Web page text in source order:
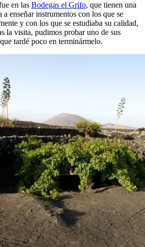
en las Bodegas el Grifo, que tienen una
a enseñar instrumentos con los que se
y con los que se estudiaba su calidad,
la visita, pudimos probar uno de sus
tardé poco en terminármelo.